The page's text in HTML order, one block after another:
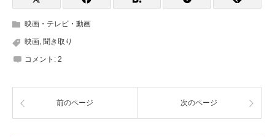
映画・テレビ・動画
映画, 聞き取り
コメント: 2
前のページ 次のページ